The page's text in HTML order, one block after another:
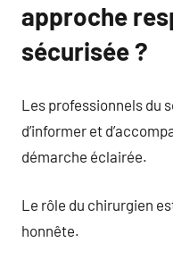
approche
sécurisée ?
Les professionnels du
d’informer et
démarche éclairée.
Le rôle du chirurgien
honnête.